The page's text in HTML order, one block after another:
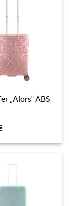
„Alors“ ABS